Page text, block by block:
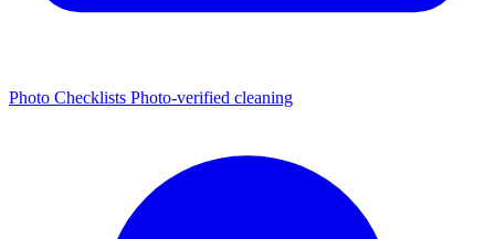
Photo Checklists Photo-verified cleaning